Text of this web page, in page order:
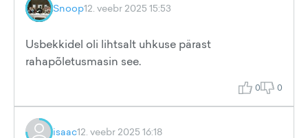
Snoop12. veebr 2025 15:53
Usbekkidel oli lihtsalt uhkuse pärast
rahapõletusmasin see.
0 0
isaac12. veebr 2025 16:18